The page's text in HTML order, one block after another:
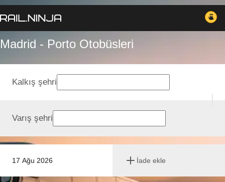
Madrid - Porto Otobüsleri
17 Ağu 2026 İade ekle
Kalkış şehri
Varış şehri